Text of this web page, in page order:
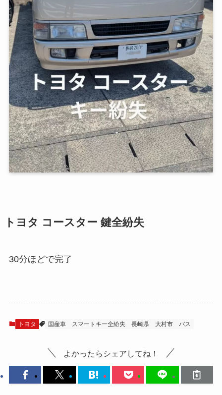
トヨタ コースター 鍵全紛失
30分ほどで完了
トヨタ 国産車 スマートキー全紛失 長崎県 大村市 バス
よかったらシェアしてね！